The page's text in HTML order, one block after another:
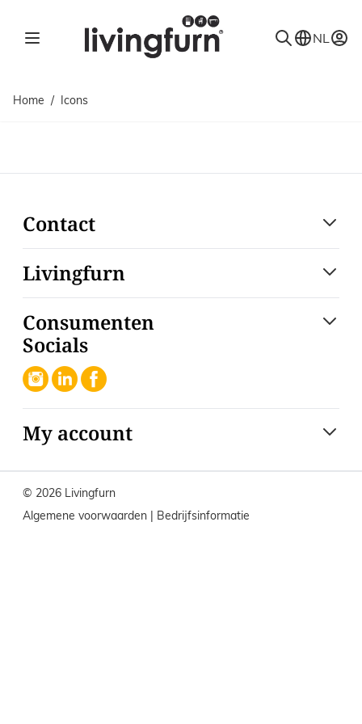
NL
Home / Icons
Contact
Livingfurn
Consumenten
Socials
My account
© 2026 Livingfurn
Algemene voorwaarden | Bedrijfsinformatie